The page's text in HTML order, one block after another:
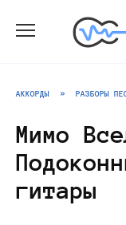
АККОРДЫ » РАЗБОРЫ
Мимо
гитары